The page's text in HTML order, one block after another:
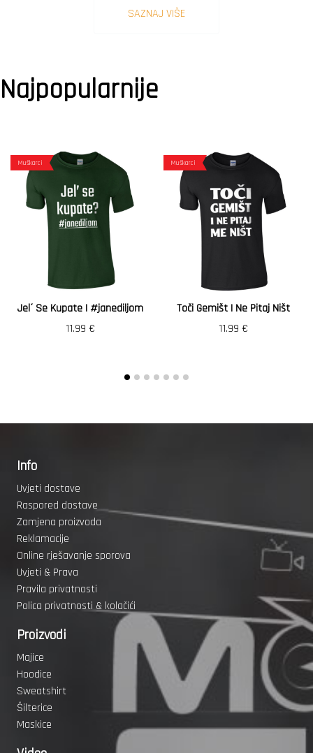
SAZNAJ VIŠE
Najpopularnije
Muškarci
Jel´ Se Kupate | #janediljom
11.99 €
Muškarci
Toči Gemišt I Ne Pitaj Ništ
11.99 €
Info
Uvjeti dostave
Raspored dostave
Zamjena proizvoda
Reklamacije
Online rješavanje sporova
Uvjeti & Prava
Pravila privatnosti
Polica privatnosti & kolačići
Proizvodi
Majice
Hoodice
Sweatshirt
Šilterice
Maskice